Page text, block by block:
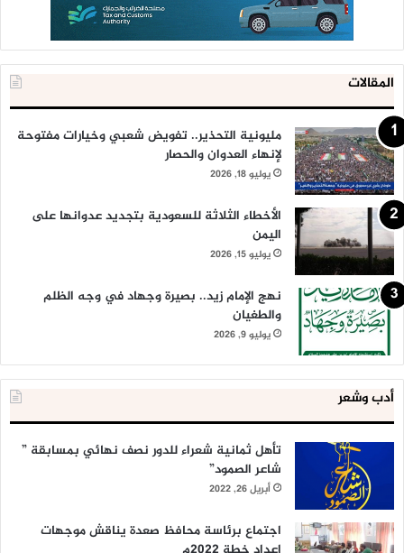
المقالات
مليونية التحذير.. تفويض شعبي وخيارات مفتوحة
لإنهاء العدوان والحصار
يوليو 18, 2026
الأخطاء الثلاثة للسعودية بتجديد عدوانها على
اليمن
يوليو 15, 2026
نهج الإمام زيد.. بصيرة وجهاد في وجه الظلم
والطغيان
يوليو 9, 2026
أدب وشعر
تأهل ثمانية شعراء للدور نصف نهائي بمسابقة ”
شاعر الصمود”
أبريل 26, 2022
اجتماع برئاسة محافظ صعدة يناقش موجهات